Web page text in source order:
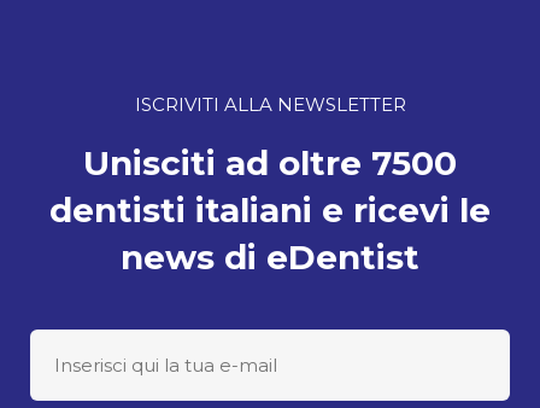
ISCRIVITI ALLA NEWSLETTER
Unisciti ad oltre 7500
dentisti italiani e ricevi le
news di eDentist